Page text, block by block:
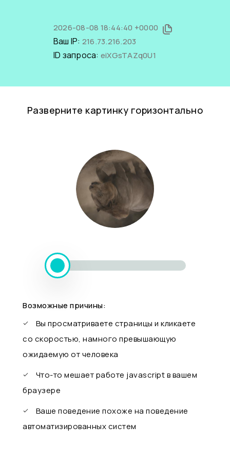
2026-08-08 18:44:40 +0000
Ваш IP: 216.73.216.203
ID запроса: eiXGsTAZq0U1
Разверните картинку горизонтально
Возможные причины:
Вы просматриваете страницы и кликаете
со скоростью, намного превышающую
ожидаемую от человека
Что-то мешает работе javascript в вашем
браузере
Ваше поведение похоже на поведение
автоматизированных систем